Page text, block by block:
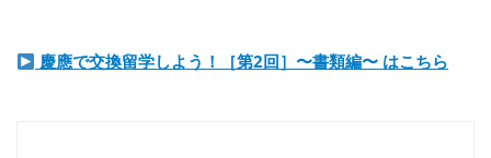
慶應で交換留学しよう！［第2回］〜書類編〜 はこちら